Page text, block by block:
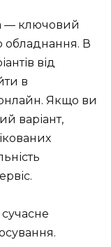
— ключовий
обладнання. В
від
в
онлайн. Якщо ви
варіант,